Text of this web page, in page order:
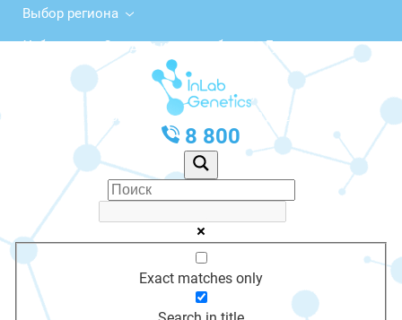
Выбор региона
Узбекистан, Сырдарьинская область, Гулистан,
2-й микрорайон
с 10:00 до 20:00
График работы: Пн-Пт с 10:00 до 20:00
8 800
Exact matches only